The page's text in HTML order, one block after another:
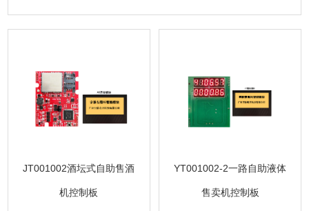
JT001002酒坛式自助售酒
机控制板
YT001002-2一路自助液体
售卖机控制板